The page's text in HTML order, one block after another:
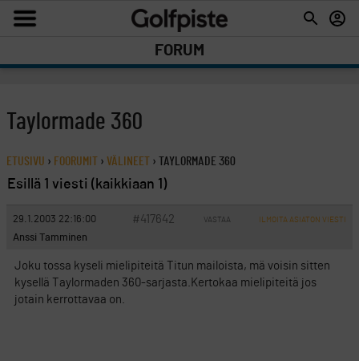
FORUM
Taylormade 360
ETUSIVU › FOORUMIT › VÄLINEET › TAYLORMADE 360
Esillä 1 viesti (kaikkiaan 1)
29.1.2003 22:16:00 #417642 VASTAA ILMOITA ASIATON VIESTI
Anssi Tamminen
Joku tossa kyseli mielipiteitä Titun mailoista, mä voisin sitten
kysellä Taylormaden 360-sarjasta.Kertokaa mielipiteitä jos
jotain kerrottavaa on.